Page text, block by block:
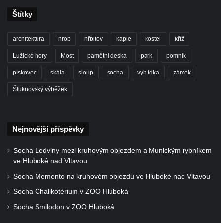
Socha Marabu v ZOO Leipzig
Socha Mladý slon v ZOO Leipzig
Socha Uprchlý otrok bojuje s divokým psem
Socha krokodýla v ZOO Dresden
Štítky
architektura hrob hřbitov kaple kostel kříž
Lužické hory Most pamětní deska park pomník
pískovec skála sloup socha vyhlídka zámek
Šluknovský výběžek
Nejnovější příspěvky
Socha Ledviny mezi kruhovým objezdem a Munickým rybníkem
ve Hluboké nad Vltavou
Socha Memento na kruhovém objezdu ve Hluboké nad Vltavou
Socha Chalikotérium v ZOO Hluboká
Socha Smilodon v ZOO Hluboká